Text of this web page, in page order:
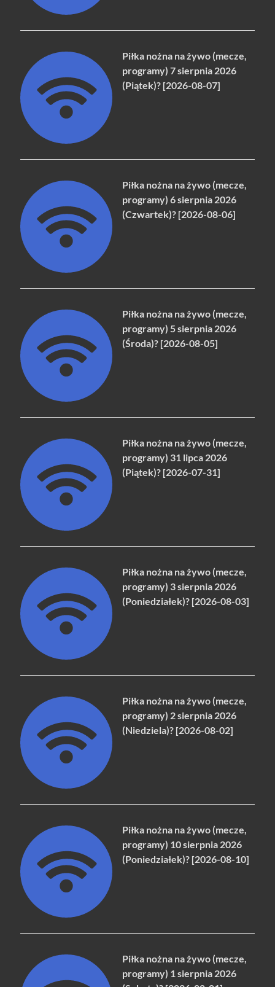
Piłka nożna na żywo (mecze,
programy) 7 sierpnia 2026
(Piątek)? [2026-08-07]
Piłka nożna na żywo (mecze,
programy) 6 sierpnia 2026
(Czwartek)? [2026-08-06]
Piłka nożna na żywo (mecze,
programy) 5 sierpnia 2026
(Środa)? [2026-08-05]
Piłka nożna na żywo (mecze,
programy) 31 lipca 2026
(Piątek)? [2026-07-31]
Piłka nożna na żywo (mecze,
programy) 3 sierpnia 2026
(Poniedziałek)? [2026-08-03]
Piłka nożna na żywo (mecze,
programy) 2 sierpnia 2026
(Niedziela)? [2026-08-02]
Piłka nożna na żywo (mecze,
programy) 10 sierpnia 2026
(Poniedziałek)? [2026-08-10]
Piłka nożna na żywo (mecze,
programy) 1 sierpnia 2026